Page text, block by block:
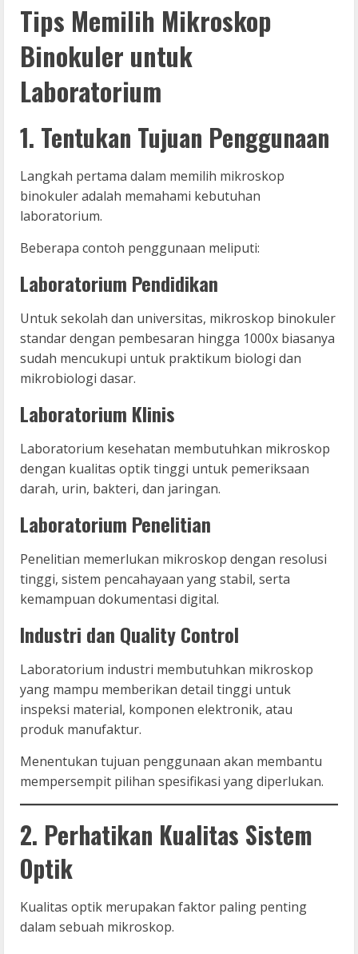
Tips Memilih Mikroskop
Binokuler untuk
Laboratorium
1. Tentukan Tujuan Penggunaan
Langkah pertama dalam memilih mikroskop
binokuler adalah memahami kebutuhan
laboratorium.
Beberapa contoh penggunaan meliputi:
Laboratorium Pendidikan
Untuk sekolah dan universitas, mikroskop binokuler
standar dengan pembesaran hingga 1000x biasanya
sudah mencukupi untuk praktikum biologi dan
mikrobiologi dasar.
Laboratorium Klinis
Laboratorium kesehatan membutuhkan mikroskop
dengan kualitas optik tinggi untuk pemeriksaan
darah, urin, bakteri, dan jaringan.
Laboratorium Penelitian
Penelitian memerlukan mikroskop dengan resolusi
tinggi, sistem pencahayaan yang stabil, serta
kemampuan dokumentasi digital.
Industri dan Quality Control
Laboratorium industri membutuhkan mikroskop
yang mampu memberikan detail tinggi untuk
inspeksi material, komponen elektronik, atau
produk manufaktur.
Menentukan tujuan penggunaan akan membantu
mempersempit pilihan spesifikasi yang diperlukan.
2. Perhatikan Kualitas Sistem
Optik
Kualitas optik merupakan faktor paling penting
dalam sebuah mikroskop.